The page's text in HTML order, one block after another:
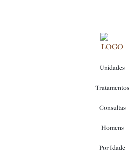
Unidades
Tratamentos
Consultas
Homens
Por Idade